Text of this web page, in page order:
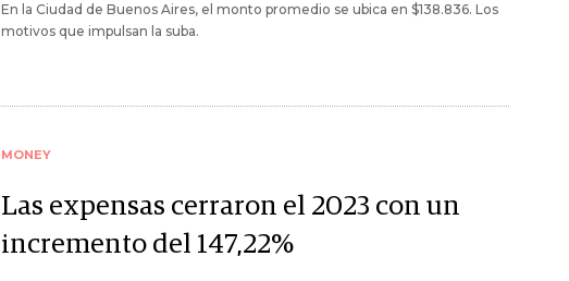
En la Ciudad de Buenos Aires, el monto promedio se ubica en $138.836. Los
motivos que impulsan la suba.
MONEY
Las expensas cerraron el 2023 con un
incremento del 147,22%